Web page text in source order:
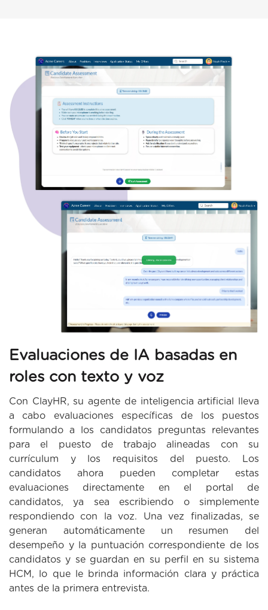
Evaluaciones de IA basadas en
roles con texto y voz
Con ClayHR, su agente de inteligencia artificial lleva
a cabo evaluaciones específicas de los puestos
formulando a los candidatos preguntas relevantes
para el puesto de trabajo alineadas con su
currículum y los requisitos del puesto. Los
candidatos ahora pueden completar estas
evaluaciones directamente en el portal de
candidatos, ya sea escribiendo o simplemente
respondiendo con la voz. Una vez finalizadas, se
generan automáticamente un resumen del
desempeño y la puntuación correspondiente de los
candidatos y se guardan en su perfil en su sistema
HCM, lo que le brinda información clara y práctica
antes de la primera entrevista.